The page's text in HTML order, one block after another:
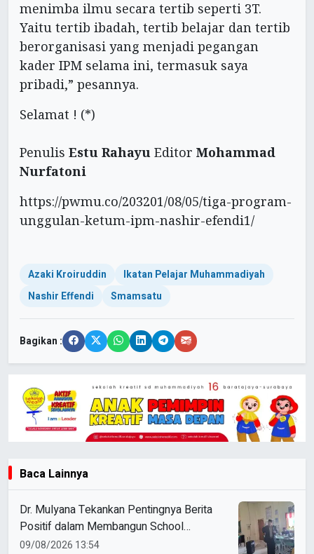
menimba ilmu secara tertib seperti 3T.
Yaitu tertib ibadah, tertib belajar dan tertib
berorganisasi yang menjadi pegangan
kader IPM selama ini, termasuk saya
pribadi,” pesannya.
Selamat ! (*)
Penulis Estu Rahayu Editor Mohammad
Nurfatoni
https://pwmu.co/203201/08/05/tiga-program-
unggulan-ketum-ipm-nashir-efendi1/
Azaki Kroiruddin
Ikatan Pelajar Muhammadiyah
Nashir Effendi
Smamsatu
Bagikan :
Baca Lainnya
Dr. Mulyana Tekankan Pentingnya Berita
Positif dalam Membangun School
Branding
09/08/2026 13:54